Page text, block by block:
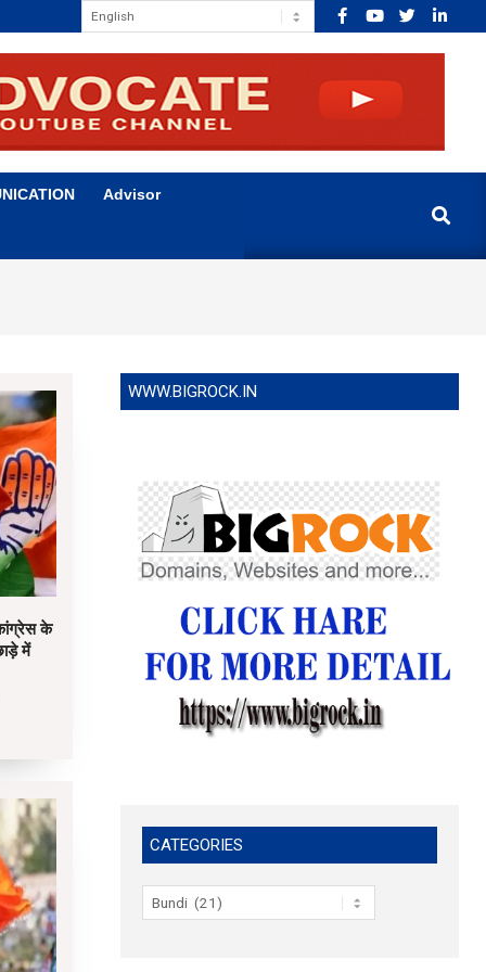
Advisor
Search
के
में
WWW.BIGROCK.IN
CATEGORIES
Categories